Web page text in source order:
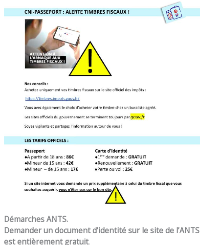
Démarches ANTS.
Demander un document d’identité sur le site de l’ANTS
est entièrement gratuit.